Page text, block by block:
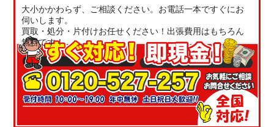
大小かかわらず、ご相談ください。お電話一本ですぐにお
伺いします。
買取・処分・片付けお任せください！出張費用はもちろん
無料です！